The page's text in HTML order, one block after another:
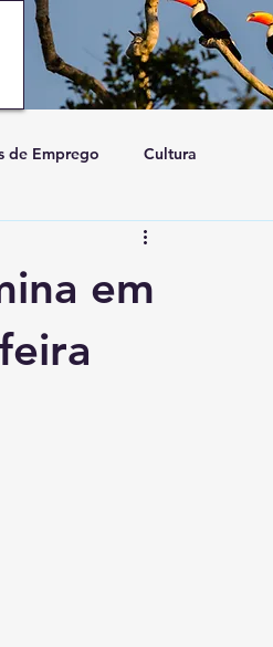
de Emprego Cultura
em